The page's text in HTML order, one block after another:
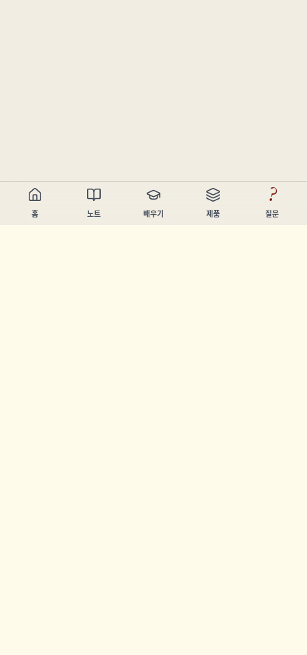
홈 노트 배우기 제품
?
질문